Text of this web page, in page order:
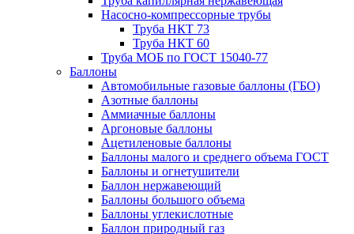
Насосно-компрессорные трубы
Труба НКТ 73
Труба НКТ 60
Труба МОБ по ГОСТ 15040-77
Баллоны
Автомобильные газовые баллоны (ГБО)
Азотные баллоны
Аммиачные баллоны
Аргоновые баллоны
Ацетиленовые баллоны
Баллоны малого и среднего объема ГОСТ
Баллоны и огнетушители
Баллон нержавеющий
Баллоны большого объема
Баллоны углекислотные
Баллон природный газ